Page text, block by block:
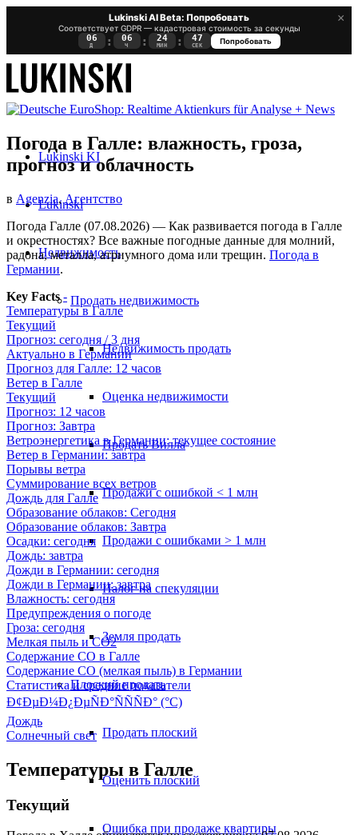
×
Lukinski AI Beta: Попробовать
Соответствует GDPR — кадастровая стоимость за секунды
06
Д : 06
Ч : 24
МИН : 44
СЕК
Попробовать
Lukinski KI
Lukinski
Недвижимость
Продать недвижимость
Недвижимость продать
Оценка недвижимости
Продать Вилла
Продажи с ошибкой < 1 млн
Продажи с ошибками > 1 млн
Налог на спекуляции
Земля продать
Плоскийпродать
Продать плоский
Оценить плоский
Ошибка при продаже квартиры
Погода в Галле: влажность, гроза,
прогноз и облачность
в Agenzia, Агентство
Погода Галле (07.08.2026) — Как развивается погода в Галле
и окрестностях? Все важные погодные данные для молний,
радона, металла, атриумного дома или трещин. Погода в
Германии.
Key Facts -
Температуры в Галле
Текущий
Прогноз: сегодня / 3 дня
Актуально в Германии
Прогноз для Галле: 12 часов
Ветер в Галле
Текущий
Прогноз: 12 часов
Прогноз: Завтра
Ветроэнергетика в Германии: текущее состояние
Ветер в Германии: завтра
Порывы ветра
Суммирование всех ветров
Дождь для Галле
Образование облаков: Сегодня
Образование облаков: Завтра
Осадки: сегодня
Дождь: завтра
Дожди в Германии: сегодня
Дожди в Германии: завтра
Влажность: сегодня
Предупреждения о погоде
Гроза: сегодня
Мелкая пыль и CO2
Содержание CO в Галле
Содержание CO (мелкая пыль) в Германии
Статистика и средние показатели
Ð¢ÐµÐ¼Ð¿ÐµÑÐ°ÑÑÑÐ° (°C)
Дождь
Солнечный свет
Температуры в Галле
Текущий